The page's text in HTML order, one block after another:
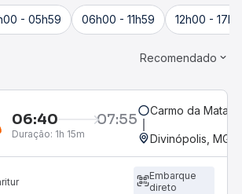
- 05h59 06h00 - 11h59 12h00 -
Recomendado
06:40 07:55
Duração: 1h 15m
Carmo da Mata,
Divinópolis, MG -
Embarque
direto